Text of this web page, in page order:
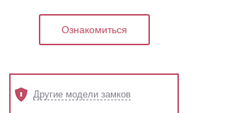
Ознакомиться
Другие модели замков